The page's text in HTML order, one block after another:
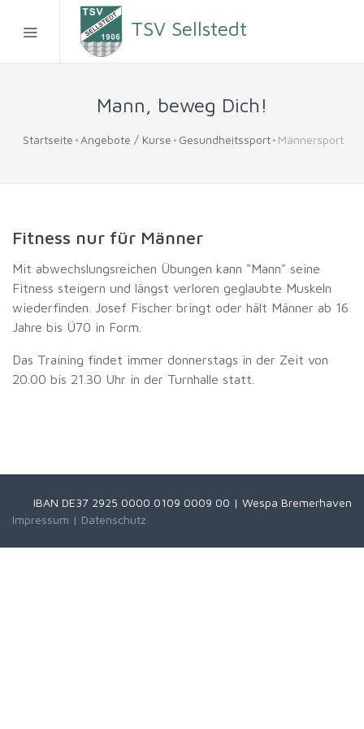
TSV Sellstedt
Mann, beweg Dich!
Startseite Angebote / Kurse Gesundheitssport Männersport
Fitness nur für Männer
Mit abwechslungsreichen Übungen kann "Mann" seine
Fitness steigern und längst verloren geglaubte Muskeln
wiederfinden. Josef Fischer bringt oder hält Männer ab 16
Jahre bis Ü70 in Form.
Das Training findet immer donnerstags in der Zeit von
20.00 bis 21.30 Uhr in der Turnhalle statt.
IBAN DE37 2925 0000 0109 0009 00 | Wespa Bremerhaven
Impressum | Datenschutz